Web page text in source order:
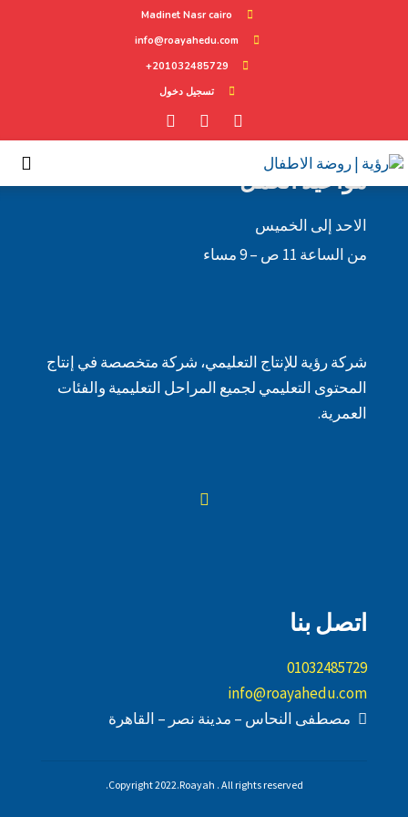
Madinet Nasr cairo
info@roayahedu.com
201032485729+
تسجيل دخول
Become A Teacher
مواعيد العمل
الاحد إلى الخميس
من الساعة 11 ص – 9 مساء
شركة رؤية للإنتاج التعليمي، شركة متخصصة في إنتاج
المحتوى التعليمي لجميع المراحل التعليمية والفئات
العمرية.
اتصل بنا
01032485729
info@roayahedu.com
مصطفى النحاس – مدينة نصر – القاهرة
Copyright 2022.Roayah . All rights reserved.